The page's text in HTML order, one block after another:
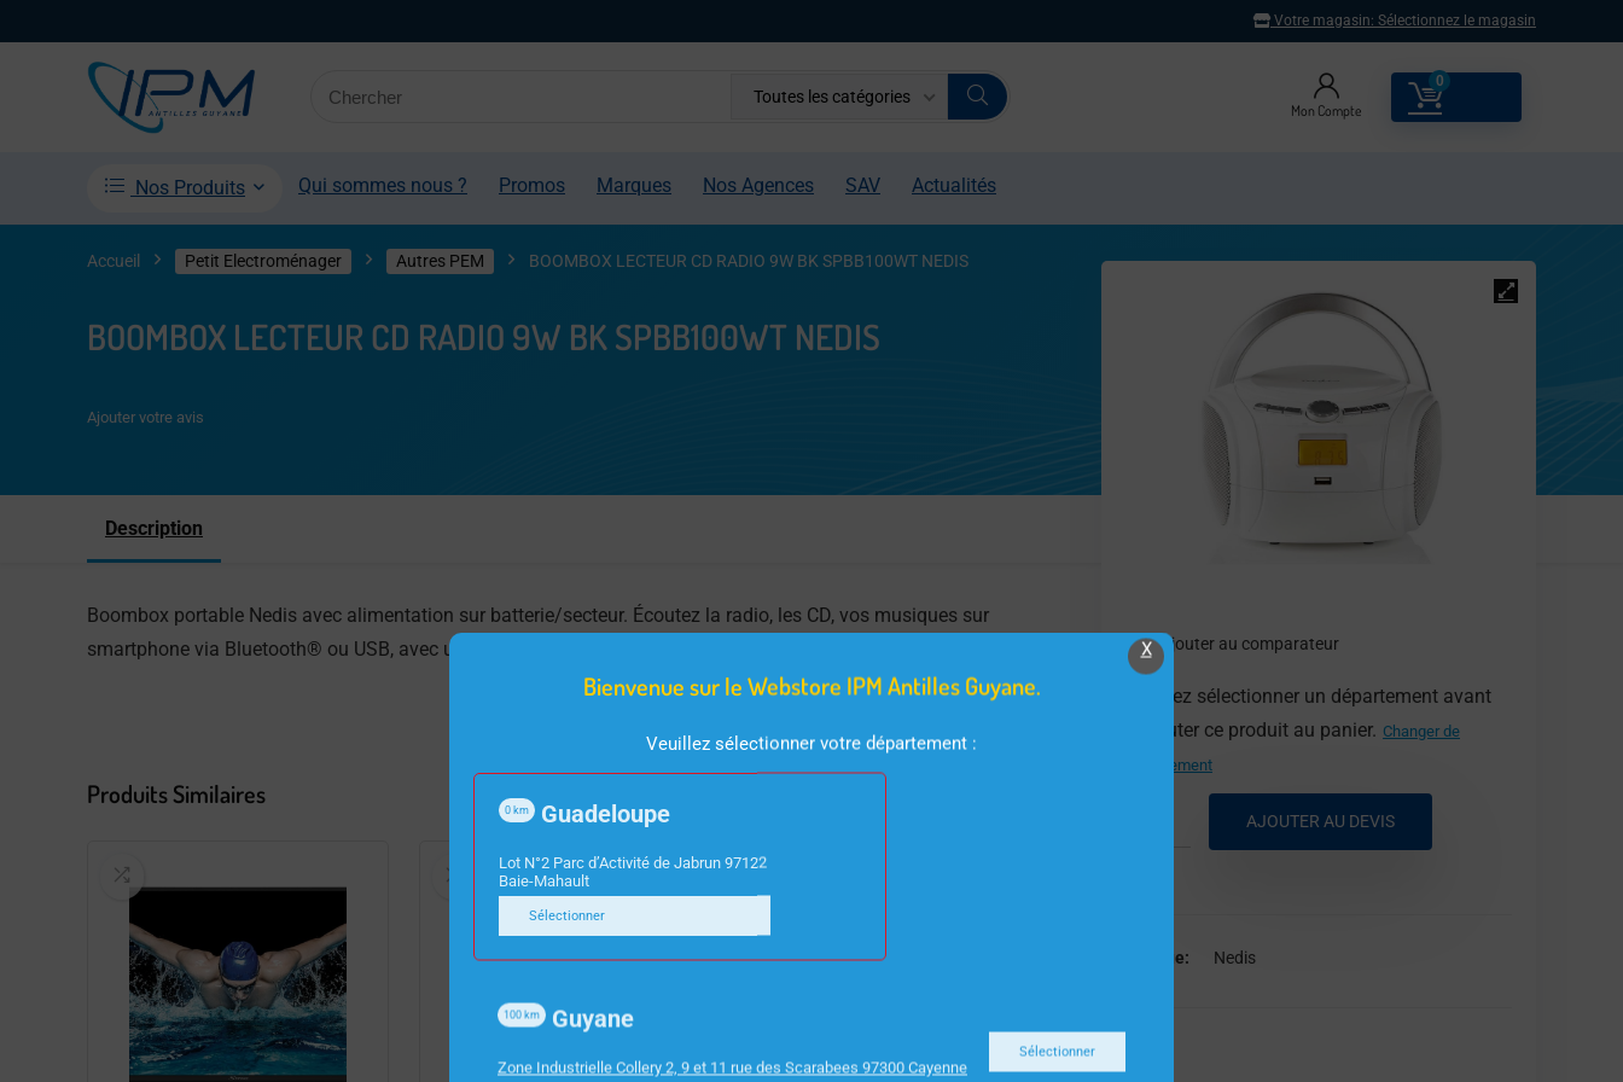
Votre magasin: Sélectionnez le magasin
Toutes les catégories
Mon Compte
0
Nos Produits Qui sommes nous ? Promos Marques Nos Agences SAV Actualités
Accueil Petit Electroménager Autres PEM BOOMBOX LECTEUR CD RADIO 9W BK SPBB100WT NEDIS
BOOMBOX LECTEUR CD RADIO 9W BK SPBB100WT NEDIS
Ajouter au comparateur
Veuillez sélectionner un département avant
d'ajouter ce produit au panier. Changer de
département
AJOUTER AU DEVIS
Marque Nedis
Ajouter votre avis
Description
Boombox portable Nedis avec alimentation sur batterie/secteur. Écoutez la radio, les CD, vos musiques sur
smartphone via Bluetooth® ou USB, avec une puissance de 9 W et une poignée de transport. Blanc.
Produits Similaires
X
Bienvenue sur le Webstore IPM Antilles Guyane.
Veuillez sélectionner votre département :
Guadeloupe
0 km
Lot N°2 Parc d’Activité de Jabrun 97122
Baie-Mahault
Sélectionner
Guyane
100 km
Zone Industrielle Collery 2, 9 et 11 rue des Scarabees 97300 Cayenne
Sélectionner